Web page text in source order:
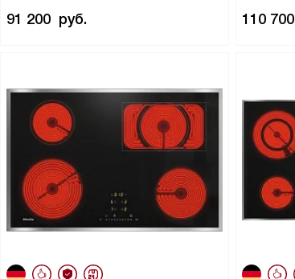
91 200 руб. 110 700